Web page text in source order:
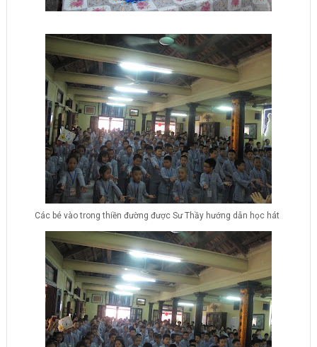
Các bé vào trong thiền đường được Sư Thầy hướng dẫn học hát